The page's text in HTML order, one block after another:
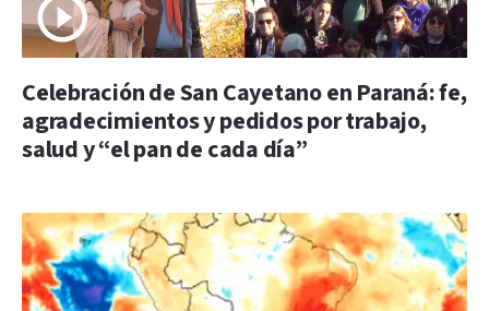
Celebración de San Cayetano en Paraná: fe,
agradecimientos y pedidos por trabajo,
salud y “el pan de cada día”